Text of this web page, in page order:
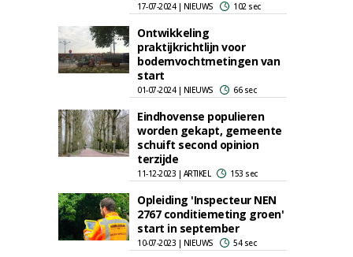
17-07-2024 | NIEUWS 102 sec
Ontwikkeling
praktijkrichtlijn voor
bodemvochtmetingen van
start
01-07-2024 | NIEUWS 66 sec
Eindhovense populieren
worden gekapt, gemeente
schuift second opinion
terzijde
11-12-2023 | ARTIKEL 153 sec
Opleiding 'Inspecteur NEN
2767 conditiemeting groen'
start in september
10-07-2023 | NIEUWS 54 sec